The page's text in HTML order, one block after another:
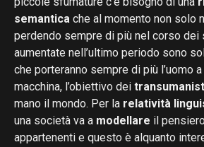
semantica che al momento non solo
perdendo sempre di più nel corso dei
aumentate nell’ultimo periodo sono
che porteranno sempre di più l’uomo
macchina, l’obiettivo dei
mano il mondo. Per la relatività
una società va a modellare il
appartenenti e questo è alquanto